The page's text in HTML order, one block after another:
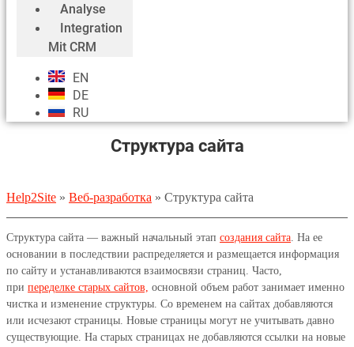
Analyse
Integration
Mit CRM
EN
DE
RU
Структура сайта
Help2Site » Веб-разработка » Структура сайта
Структура сайта — важный начальный этап создания сайта. На ее
основании в последствии распределяется и размещается информация
по сайту и устанавливаются взаимосвязи страниц. Часто,
при переделке старых сайтов, основной объем работ занимает именно
чистка и изменение структуры. Со временем на сайтах добавляются
или исчезают страницы. Новые страницы могут не учитывать давно
существующие. На старых страницах не добавляются ссылки на новые